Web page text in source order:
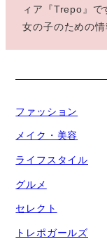
ィア『Trepo』で
女の子のための
ファッション
メイク・美容
ライフスタイル
グルメ
セレクト
トレポガールズ